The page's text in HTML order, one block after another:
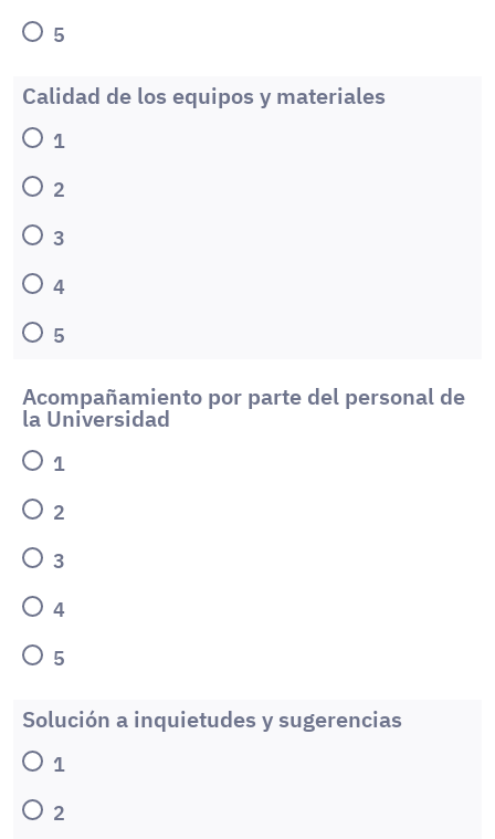
5
Calidad de los equipos y materiales
1
2
3
4
5
Acompañamiento por parte del personal de
la Universidad
1
2
3
4
5
Solución a inquietudes y sugerencias
1
2